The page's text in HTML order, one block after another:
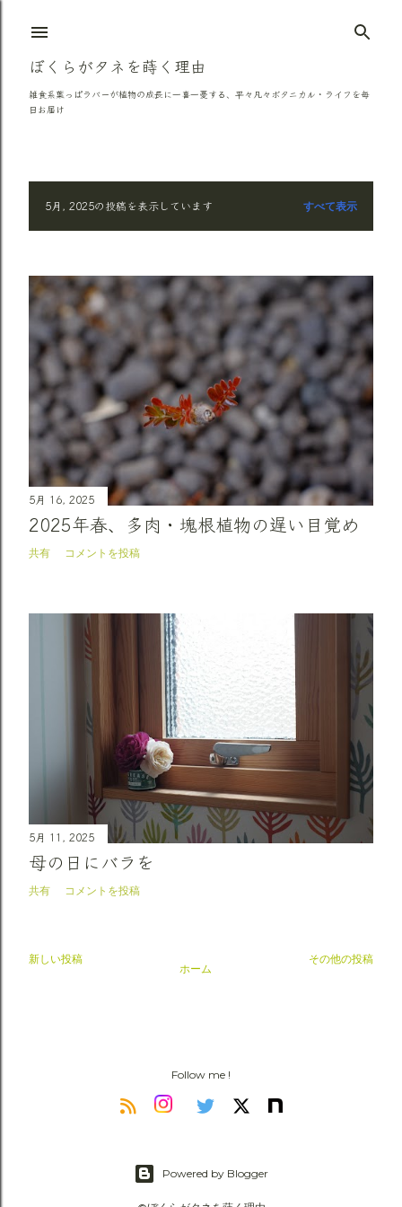
スキップしてメイン コンテンツに移動
ぼくらがタネを蒔く理由
雑食系葉っぱラバーが植物の成長に一喜一憂する、平々凡々ボタニカル・ライフを毎
日お届け
投5月, 2025の投稿を表示しています すべて表示
5月 16, 2025
2025年春、多肉・塊根植物の遅い目覚め
共有 コメントを投稿
5月 11, 2025
母の日にバラを
共有 コメントを投稿
新しい投稿
ホーム
その他の投稿
Follow me !
Powered by Blogger